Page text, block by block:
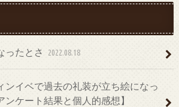
ったとさ 2022.08.18
ンイベで過去の礼装が立ち絵になっ
ケート結果と個人的感想】